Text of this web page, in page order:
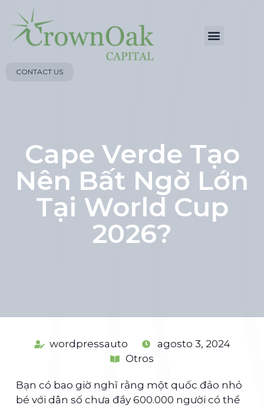
CONTACT US
Cape Verde Tạo
Nên Bất Ngờ Lớn
Tại World Cup
2026?
wordpressauto
agosto 3, 2024
Otros
Bạn có bao giờ nghĩ rằng một quốc đảo nhỏ
bé với dân số chưa đầy 600.000 người có thể